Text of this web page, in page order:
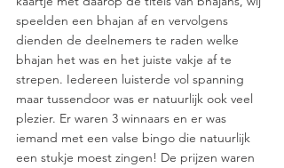
speelden een bhajan af en vervolgens
dienden de deelnemers te raden welke
bhajan het was en het juiste vakje af te
strepen. Iedereen luisterde vol spanning
maar tussendoor was er natuurlijk ook veel
plezier. Er waren 3 winnaars en er was
iemand met een valse bingo die natuurlijk
een stukje moest zingen! De prijzen waren